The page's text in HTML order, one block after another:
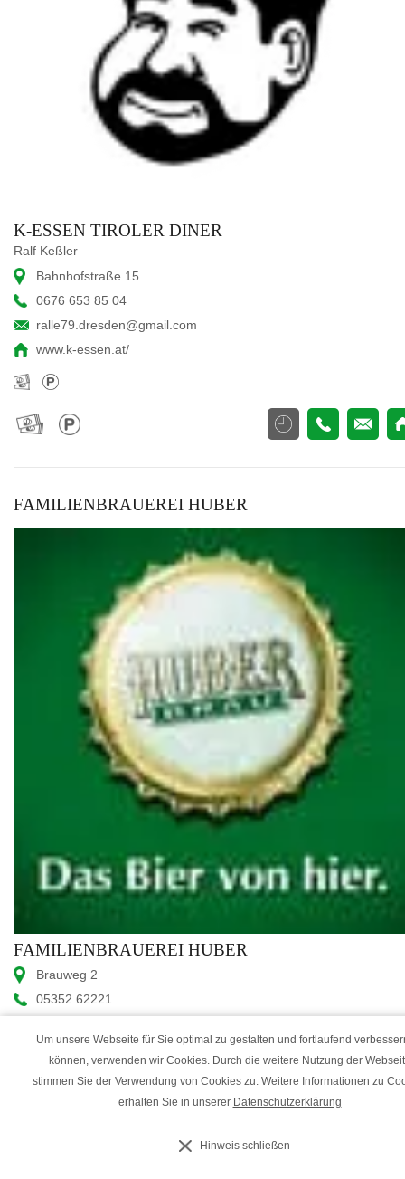
K-ESSEN TIROLER DINER
Ralf Keßler
Bahnhofstraße 15
0676 653 85 04
ralle79.dresden@gmail.com
www.k-essen.at/
FAMILIENBRAUEREI HUBER
FAMILIENBRAUEREI HUBER
Brauweg 2
05352 62221
www.huberbraeu.at
Um unsere Webseite für Sie optimal zu gestalten und fortlaufend
können, verwenden wir Cookies. Durch die weitere Nutzung der
stimmen Sie der Verwendung von Cookies zu. Weitere Informationen zu
erhalten Sie in unserer Datenschutzerklärung
Hinweis schließen